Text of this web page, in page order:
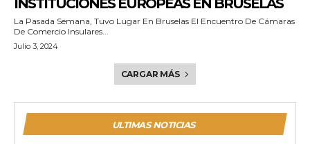
La Pasada Semana, Tuvo Lugar En Bruselas El Encuentro De Cámaras
De Comercio Insulares...
Julio 3, 2024
CARGAR MÁS
ULTIMAS NOTICIAS